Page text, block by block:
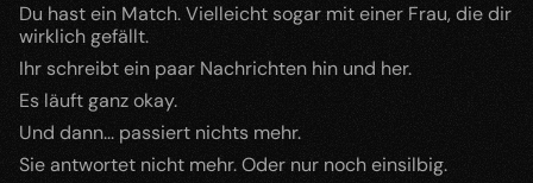
Du hast ein Match. Vielleicht sogar mit einer Frau, die dir
wirklich gefällt.
Ihr schreibt ein paar Nachrichten hin und her.
Es läuft ganz okay.
Und dann... passiert nichts mehr.
Sie antwortet nicht mehr. Oder nur noch einsilbig.